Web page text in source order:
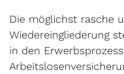
Die möglichst rasche
Wiedereingliederung
in den